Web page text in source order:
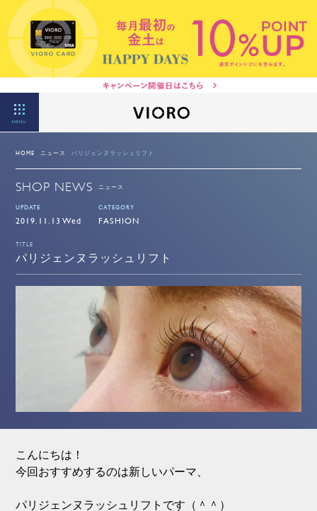
MENU
HOME ニュース パリジェンヌラッシュリフト
SHOP NEWS ニュース
UPDATE
2019.11.13 Wed
CATEGORY
FASHION
TITLE
パリジェンヌラッシュリフト
こんにちは！
今回おすすめするのは新しいパーマ、
パリジェンヌラッシュリフトです（＾＾）